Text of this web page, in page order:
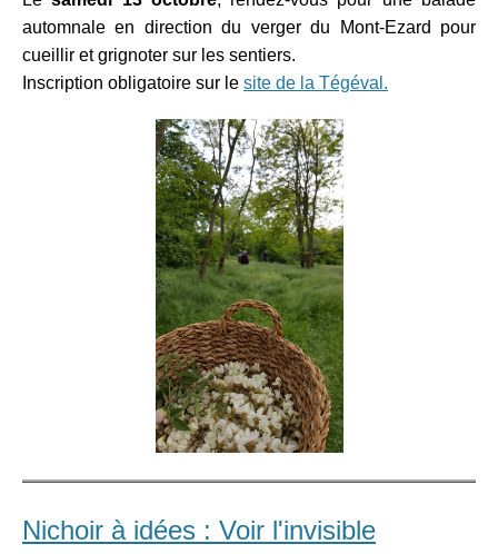
automnale en direction du verger du Mont-Ezard pour
cueillir et grignoter sur les sentiers.
Inscription obligatoire sur le site de la Tégéval.
Nichoir à idées : Voir l'invisible